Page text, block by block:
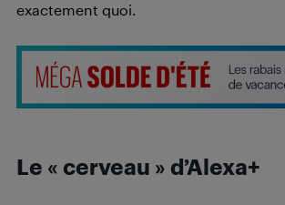
exactement quoi.
Le « cerveau » d’Alexa+